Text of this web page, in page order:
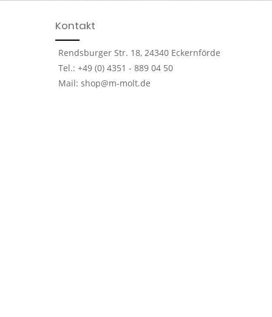
Kontakt
Rendsburger Str. 18, 24340 Eckernförde
Tel.: +49 (0) 4351 - 889 04 50
Mail: shop@m-molt.de